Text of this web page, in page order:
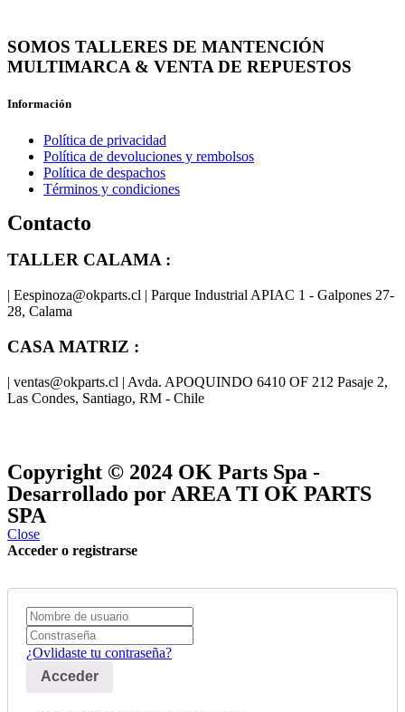
SOMOS TALLERES DE MANTENCIÓN
MULTIMARCA & VENTA DE REPUESTOS
Información
Política de privacidad
Política de devoluciones y rembolsos
Política de despachos
Términos y condiciones
Contacto
TALLER CALAMA :
| Eespinoza@okparts.cl | Parque Industrial APIAC 1 - Galpones 27-
28, Calama
CASA MATRIZ :
| ventas@okparts.cl | Avda. APOQUINDO 6410 OF 212 Pasaje 2,
Las Condes, Santiago, RM - Chile
Copyright © 2024 OK Parts Spa -
Desarrollado por AREA TI OK PARTS
SPA
Close
Acceder o registrarse
¿Ovlidaste tu contraseña?